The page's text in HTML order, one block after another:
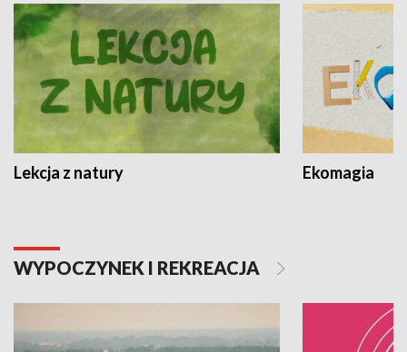
Lekcja z natury Ekomagia
WYPOCZYNEK I REKREACJA